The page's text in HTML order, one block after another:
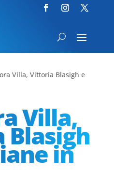
Villa, Vittoria Blasigh e
Villa,
in